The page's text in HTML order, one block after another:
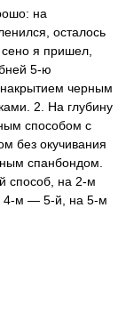
на
осталось
я пришел,
5-ю
черным
2. На глубину
способом с
без окучивания
спанбондом.
способ, на 2-м
4-м — 5-й, на 5-м